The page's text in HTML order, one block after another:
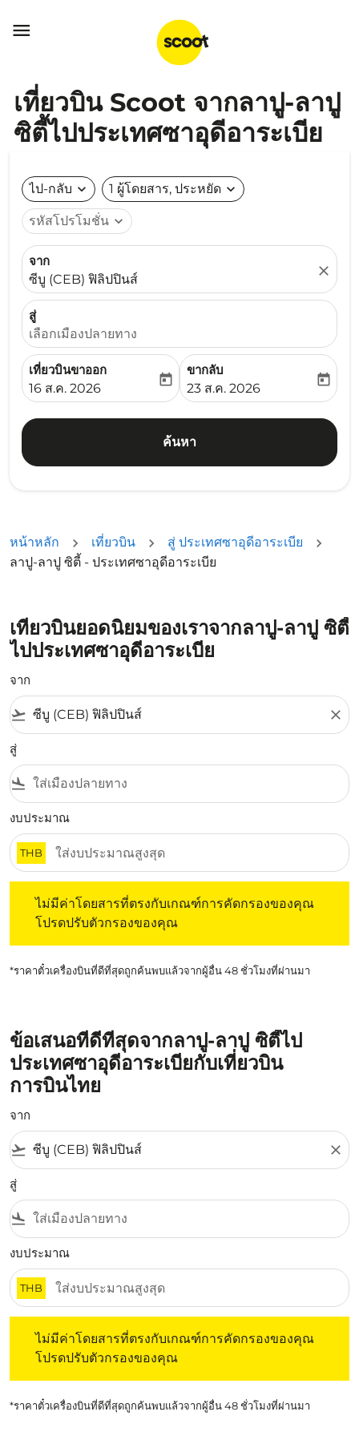

เที่ยวบิน Scoot จากลาปู-ลาปู
ซิตี้ไปประเทศซาอุดีอาระเบีย
ไป-กลับ expand_more 1 ผู้โดยสาร, ประหยัด expand_more
รหัสโปรโมชั่น expand_more
จาก
ซีบู (CEB) ฟิลิปปินส์
close
สู่
เลือกเมืองปลายทาง
เที่ยวบินขาออก
fc-booking-departure-date-aria-label
16 ส.ค. 2026
today
ขากลับ
fc-booking-return-date-
23 ส.ค. 2026
today
ค้นหา
หน้าหลัก เที่ยวบิน
สู่ ประเทศซาอุดีอาระเบีย
ลาปู-ลาปู ซิตี้ - ประเทศซาอุดีอาระเบีย
เที่ยวบินยอดนิยมของเราจากลาปู-ลาปู ซิตี้
ไปประเทศซาอุดีอาระเบีย
จาก
flight_takeoff close
สู่
flight_land
งบประมาณ
THB
ไม่มีค่าโดยสารที่ตรงกับเกณฑ์การคัดกรองของคุณ
โปรดปรับตัวกรองของคุณ
*ราคาตั๋วเครื่องบินที่ดีที่สุดถูกค้นพบแล้วจากผู้อื่น 48 ชั่วโมงที่ผ่านมา
ข้อเสนอที่ดีที่สุดจากลาปู-ลาปู ซิตี้ไป
ประเทศซาอุดีอาระเบียกับเที่ยวบิน
การบินไทย
จาก
flight_takeoff close
สู่
flight_land
งบประมาณ
THB
ไม่มีค่าโดยสารที่ตรงกับเกณฑ์การคัดกรองของคุณ
โปรดปรับตัวกรองของคุณ
*ราคาตั๋วเครื่องบินที่ดีที่สุดถูกค้นพบแล้วจากผู้อื่น 48 ชั่วโมงที่ผ่านมา